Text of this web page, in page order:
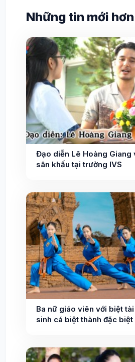
Những tin mới hơn
Đạo diễn Lê Hoàng Giang
sân khấu tại trường IVS
Ba nữ giáo viên với biệt
sinh cá biệt thành đặc biệt